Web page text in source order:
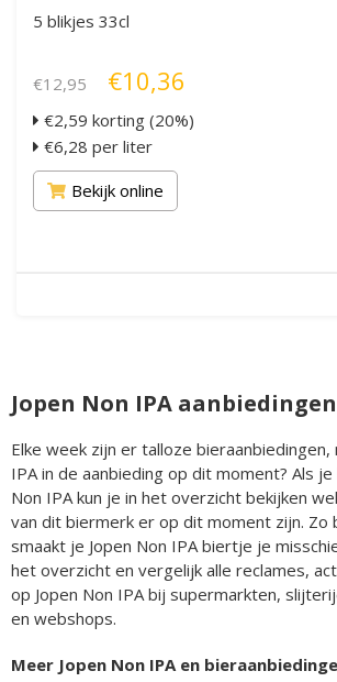
5 blikjes 33cl
€12,95 €10,36
€2,59 korting (20%)
€6,28 per liter
Bekijk online
Jopen Non IPA aanbiedingen
Elke week zijn er talloze bieraanbiedingen,
IPA in de aanbieding op dit moment? Als je
Non IPA kun je in het overzicht bekijken
van dit biermerk er op dit moment zijn. Zo
smaakt je Jopen Non IPA biertje je
het overzicht en vergelijk alle reclames,
op Jopen Non IPA bij supermarkten,
en webshops.
Meer Jopen Non IPA en